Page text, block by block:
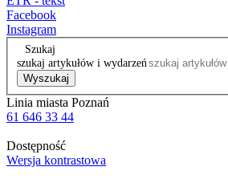
Facebook
Instagram
Szukaj
szukaj artykułów i wydarzeń
Wyszukaj
Linia miasta Poznań
61 646 33 44
Dostępność
Wersja kontrastowa